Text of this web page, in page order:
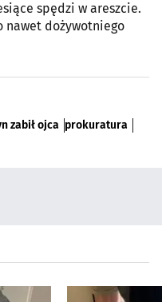
spędzi w areszcie.
nawet dożywotniego
zabił ojca prokuratura